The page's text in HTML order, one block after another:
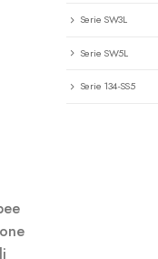
Serie SW3L
Serie SW5L
Serie 134-SS5